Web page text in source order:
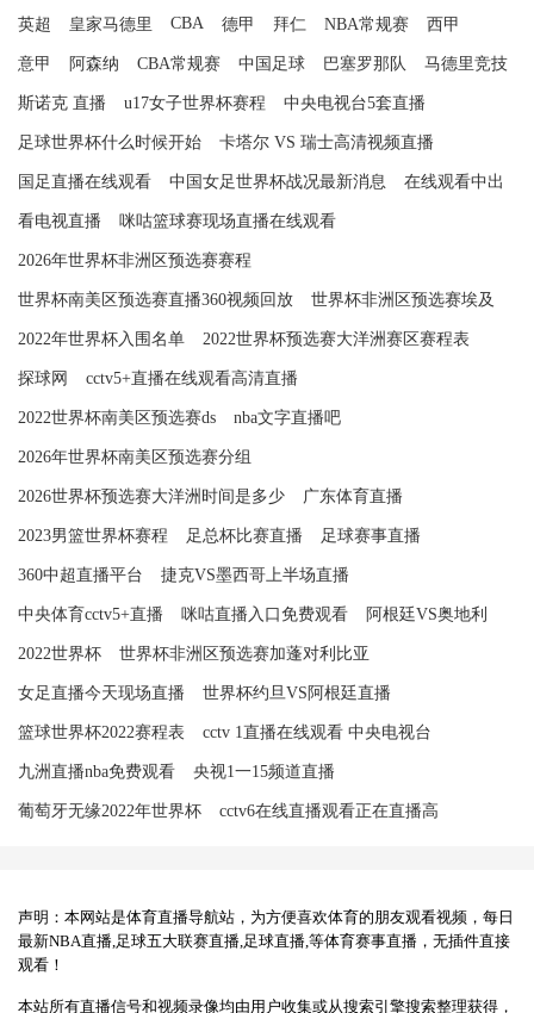
英超 皇家马德里 CBA 德甲 拜仁 NBA常规赛 西甲
意甲 阿森纳 CBA常规赛 中国足球 巴塞罗那队 马德里竞技
斯诺克 直播 u17女子世界杯赛程 中央电视台5套直播
足球世界杯什么时候开始 卡塔尔 VS 瑞士高清视频直播
国足直播在线观看 中国女足世界杯战况最新消息 在线观看中出
看电视直播 咪咕篮球赛现场直播在线观看
2026年世界杯非洲区预选赛赛程
世界杯南美区预选赛直播360视频回放 世界杯非洲区预选赛埃及
2022年世界杯入围名单 2022世界杯预选赛大洋洲赛区赛程表
探球网 cctv5+直播在线观看高清直播
2022世界杯南美区预选赛ds nba文字直播吧
2026年世界杯南美区预选赛分组
2026世界杯预选赛大洋洲时间是多少 广东体育直播
2023男篮世界杯赛程 足总杯比赛直播 足球赛事直播
360中超直播平台 捷克VS墨西哥上半场直播
中央体育cctv5+直播 咪咕直播入口免费观看 阿根廷VS奥地利
2022世界杯 世界杯非洲区预选赛加蓬对利比亚
女足直播今天现场直播 世界杯约旦VS阿根廷直播
篮球世界杯2022赛程表 cctv 1直播在线观看 中央电视台
九洲直播nba免费观看 央视1一15频道直播
葡萄牙无缘2022年世界杯 cctv6在线直播观看正在直播高
声明：本网站是体育直播导航站，为方便喜欢体育的朋友观看视频，每日
最新NBA直播,足球五大联赛直播,足球直播,等体育赛事直播，无插件直接
观看！
本站所有直播信号和视频录像均由用户收集或从搜索引擎搜索整理获得，